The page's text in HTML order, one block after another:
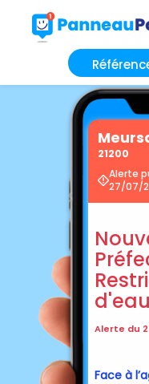
21200
Alerte
27/07/
d'eau
Alerte du
Face à